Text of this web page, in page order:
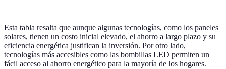
Esta tabla resalta que aunque algunas tecnologías, como los paneles
solares, tienen un costo inicial elevado, el ahorro a largo plazo y su
eficiencia energética justifican la inversión. Por otro lado,
tecnologías más accesibles como las bombillas LED permiten un
fácil acceso al ahorro energético para la mayoría de los hogares.